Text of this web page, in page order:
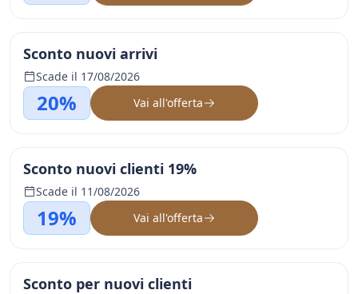
Sconto nuovi arrivi
Scade il 17/08/2026
20% Vai all'offerta
Sconto nuovi clienti 19%
Scade il 11/08/2026
19% Vai all'offerta
Sconto per nuovi clienti